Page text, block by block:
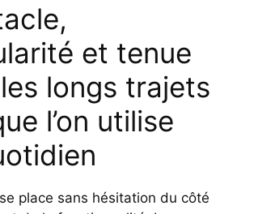
et tenue
longs trajets
l’on utilise
se place sans hésitation du côté